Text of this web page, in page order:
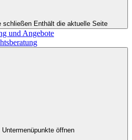
schließen Enthält die aktuelle Seite
und Angebote
Untermenüpunkte öffnen